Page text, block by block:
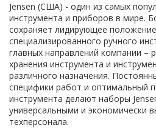
Jensen (США) - один из самых
инструмента и приборов в мире.
сохраняет лидирующее
специализированного ручного
главных направлений компании –
хранения инструмента и
различного назначения.
специфики работ и оптимальный
инструмента делают наборы
универсальными и экономически
техперсонала.